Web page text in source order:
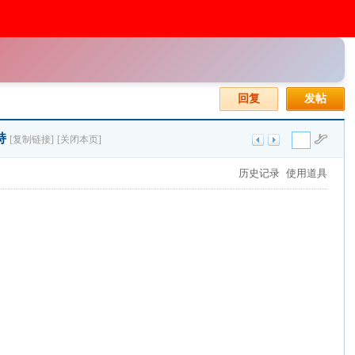
发帖
回复
[复制链接] [关闭本页]
历史记录 使用道具